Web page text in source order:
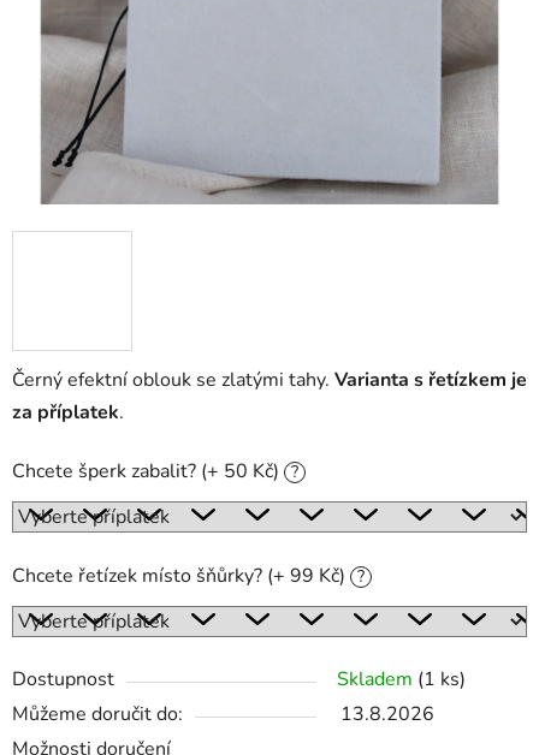
Černý efektní oblouk se zlatými tahy. Varianta s řetízkem je
za příplatek.
Chcete šperk zabalit? (+ 50 Kč) ?
Chcete řetízek místo šňůrky? (+ 99 Kč) ?
Dostupnost Skladem (1 ks)
Můžeme doručit do:
13.8.2026
Možnosti doručení